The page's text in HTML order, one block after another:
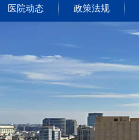
医院动态 政策法规